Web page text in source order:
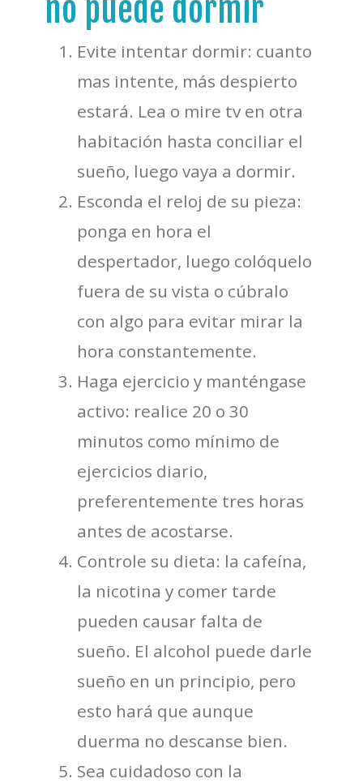
no puede dormir
Evite intentar dormir: cuanto
mas intente, más despierto
estará. Lea o mire tv en otra
habitación hasta conciliar el
sueño, luego vaya a dormir.
Esconda el reloj de su pieza:
ponga en hora el
despertador, luego colóquelo
fuera de su vista o cúbralo
con algo para evitar mirar la
hora constantemente.
Haga ejercicio y manténgase
activo: realice 20 o 30
minutos como mínimo de
ejercicios diario,
preferentemente tres horas
antes de acostarse.
Controle su dieta: la cafeína,
la nicotina y comer tarde
pueden causar falta de
sueño. El alcohol puede darle
sueño en un principio, pero
esto hará que aunque
duerma no descanse bien.
Sea cuidadoso con la